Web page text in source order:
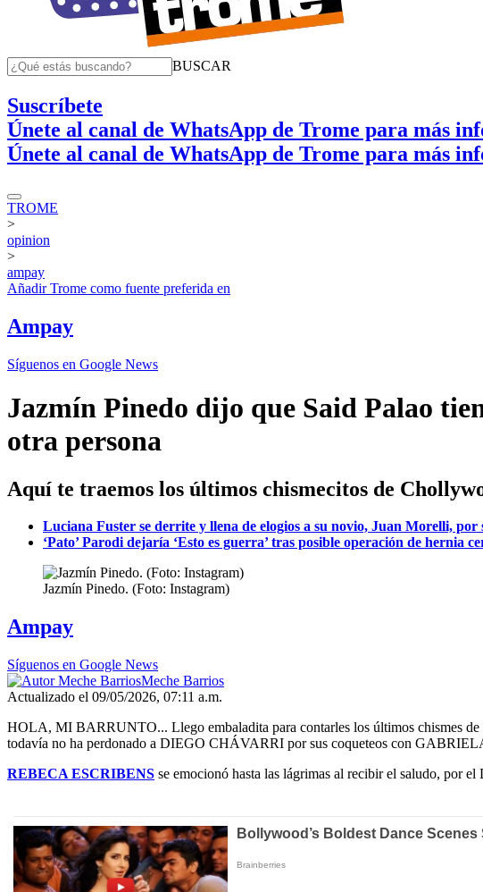
BUSCAR
Suscríbete
Únete al canal de WhatsApp de Trome para más
Únete al canal de WhatsApp de Trome para más
TROME
>
opinion
>
ampay
AñadirTrome como fuente preferida en
Ampay
Síguenos en Google News
Jazmín Pinedo dijo que Said Palao
otra persona
Aquí te traemos los últimos chismecitos de
Luciana Fuster se derrite y llena de elogios a su novio, Juan Morelli, por
‘Pato’ Parodi dejaría ‘Esto es guerra’ tras posible operación de hernia
Jazmín Pinedo. (Foto: Instagram)
Ampay
Síguenos en Google News
Meche Barrios
Actualizado el 09/05/2026, 07:11 a.m.
HOLA, MI BARRUNTO... Llego embaladita para contarles los últimos chismes de
todavía no ha perdonado a DIEGO CHÁVARRI por sus coqueteos con
REBECA ESCRIBENS se emocionó hasta las lágrimas al recibir el saludo, por